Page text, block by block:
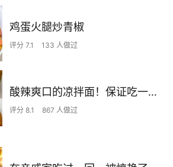
鸡蛋火腿炒青椒
评分 7.1 133 人做过
酸辣爽口的凉拌面！保证吃一次就上瘾
评分 8.1 867 人做过